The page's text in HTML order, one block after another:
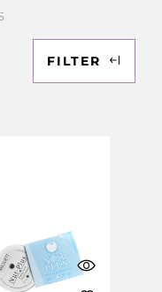
FILTER